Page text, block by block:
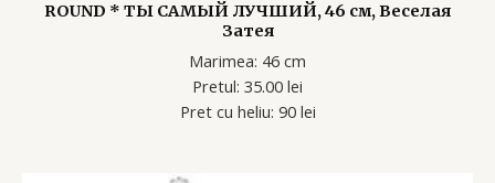
ROUND * ТЫ САМЫЙ ЛУЧШИЙ, 46 см, Веселая
Затея
Marimea: 46 cm
Pretul: 35.00 lei
Pret cu heliu: 90 lei